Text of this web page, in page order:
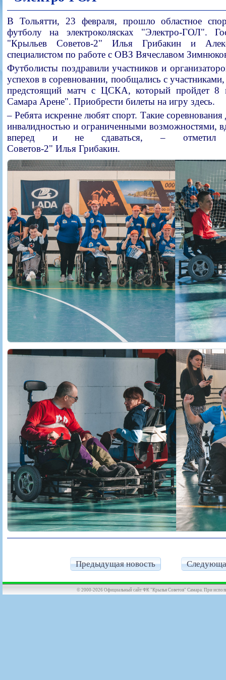
В Тольятти, 23 февраля, прошло областное
футболу на электроколясках "Электро-ГОЛ".
"Крыльев Советов-2" Илья Грибакин и
специалистом по работе с ОВЗ Вячеславом
Футболисты поздравили участников и
успехов в соревновании, пообщались с
предстоящий матч с ЦСКА, который пройдет 8
Самара Арене". Приобрести билеты на игру здесь.
– Ребята искренне любят спорт. Такие
инвалидностью и ограниченными возможностями,
вперед и не сдаваться, – отметил
Советов-2" Илья Грибакин.
Предыдущая новость
© 2000-2026 Официальный сайт ФК "Крылья Советов" Самара. При